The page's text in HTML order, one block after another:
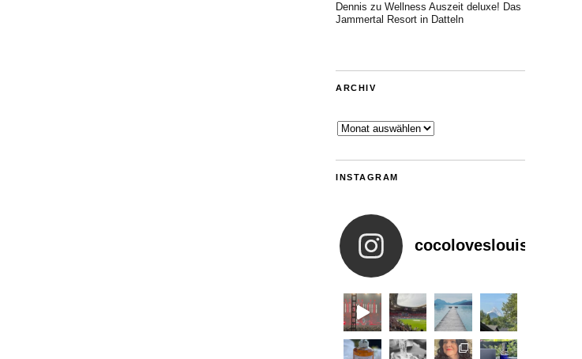
Dennis zu Wellness Auszeit deluxe! Das
Jammertal Resort in Datteln
ARCHIV
Archiv
INSTAGRAM
cocoloveslouis